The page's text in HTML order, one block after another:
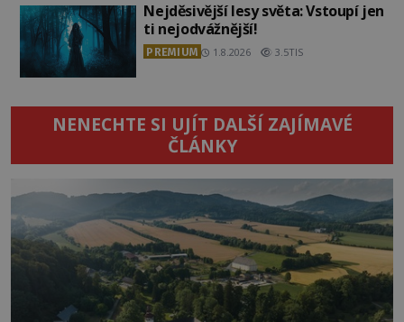
Nejděsivější lesy světa: Vstoupí jen
ti nejodvážnější!
PREMIUM 1.8.2026 3.5TIS
NENECHTE SI UJÍT DALŠÍ ZAJÍMAVÉ
ČLÁNKY